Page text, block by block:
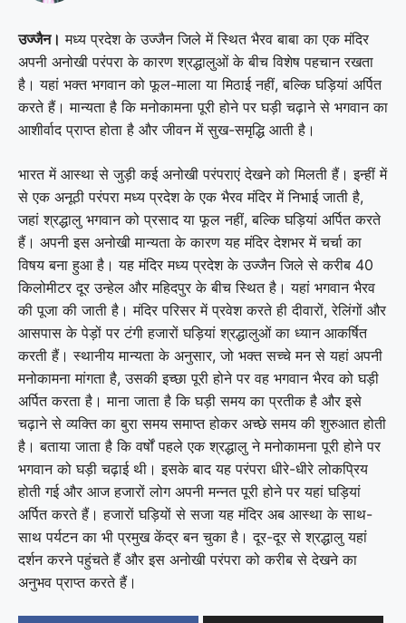
उज्जैन। मध्य प्रदेश के उज्जैन जिले में स्थित भैरव बाबा का एक मंदिर
अपनी अनोखी परंपरा के कारण श्रद्धालुओं के बीच विशेष पहचान रखता
है। यहां भक्त भगवान को फूल-माला या मिठाई नहीं, बल्कि घड़ियां अर्पित
करते हैं। मान्यता है कि मनोकामना पूरी होने पर घड़ी चढ़ाने से भगवान का
आशीर्वाद प्राप्त होता है और जीवन में सुख-समृद्धि आती है।
भारत में आस्था से जुड़ी कई अनोखी परंपराएं देखने को मिलती हैं। इन्हीं में
से एक अनूठी परंपरा मध्य प्रदेश के एक भैरव मंदिर में निभाई जाती है,
जहां श्रद्धालु भगवान को प्रसाद या फूल नहीं, बल्कि घड़ियां अर्पित करते
हैं। अपनी इस अनोखी मान्यता के कारण यह मंदिर देशभर में चर्चा का
विषय बना हुआ है। यह मंदिर मध्य प्रदेश के उज्जैन जिले से करीब 40
किलोमीटर दूर उन्हेल और महिदपुर के बीच स्थित है। यहां भगवान भैरव
की पूजा की जाती है। मंदिर परिसर में प्रवेश करते ही दीवारों, रेलिंगों और
आसपास के पेड़ों पर टंगी हजारों घड़ियां श्रद्धालुओं का ध्यान आकर्षित
करती हैं। स्थानीय मान्यता के अनुसार, जो भक्त सच्चे मन से यहां अपनी
मनोकामना मांगता है, उसकी इच्छा पूरी होने पर वह भगवान भैरव को घड़ी
अर्पित करता है। माना जाता है कि घड़ी समय का प्रतीक है और इसे
चढ़ाने से व्यक्ति का बुरा समय समाप्त होकर अच्छे समय की शुरुआत होती
है। बताया जाता है कि वर्षों पहले एक श्रद्धालु ने मनोकामना पूरी होने पर
भगवान को घड़ी चढ़ाई थी। इसके बाद यह परंपरा धीरे-धीरे लोकप्रिय
होती गई और आज हजारों लोग अपनी मन्नत पूरी होने पर यहां घड़ियां
अर्पित करते हैं। हजारों घड़ियों से सजा यह मंदिर अब आस्था के साथ-
साथ पर्यटन का भी प्रमुख केंद्र बन चुका है। दूर-दूर से श्रद्धालु यहां
दर्शन करने पहुंचते हैं और इस अनोखी परंपरा को करीब से देखने का
अनुभव प्राप्त करते हैं।